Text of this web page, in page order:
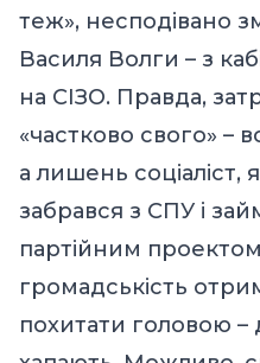
теж», несподівано
Василя Волги – з
на СІЗО. Правда,
«частково свого» –
а лишень соціаліст,
забрався з СПУ і
партійним
громадськість
похитати головою –